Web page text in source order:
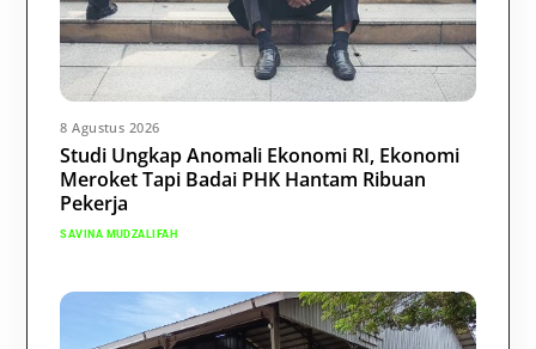
8 Agustus 2026
Studi Ungkap Anomali Ekonomi RI, Ekonomi
Meroket Tapi Badai PHK Hantam Ribuan
Pekerja
SAVINA MUDZALIFAH